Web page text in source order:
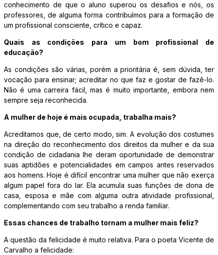
conhecimento de que o aluno superou os desafios e nós, os
professores, de alguma forma contribuímos para a formação de
um profissional consciente, crítico e capaz.
Quais as condições para um bom profissional de
educação?
As condições são várias, porém a prioritária é, sem dúvida, ter
vocação para ensinar; acreditar no que faz e gostar de fazê-lo.
Não é uma carreira fácil, mas é muito importante, embora nem
sempre seja reconhecida.
A mulher de hoje é mais ocupada, trabalha mais?
Acreditamos que, de certo modo, sim. A evolução dos costumes
na direção do reconhecimento dos direitos da mulher e da sua
condição de cidadania lhe deram oportunidade de demonstrar
suas aptidões e potencialidades em campos antes reservados
aos homens. Hoje é difícil encontrar uma mulher que não exerça
algum papel fora do lar. Ela acumula suas funções de dona de
casa, esposa e mãe com alguma outra atividade profissional,
complementando com seu trabalho a renda familiar.
Essas chances de trabalho tornam a mulher mais feliz?
A questão da felicidade é muito relativa. Para o poeta Vicente de
Carvalho a felicidade: